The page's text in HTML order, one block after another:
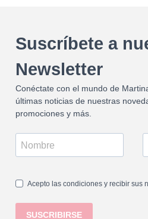
Suscríbete a
Newsletter
Conéctate con el mundo de
últimas noticias de nuestras
promociones y más.
Acepto las condiciones y recibir sus
SUSCRIBIRSE